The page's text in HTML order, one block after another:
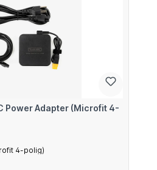
Power Adapter (Microfit 4-
4-polig)